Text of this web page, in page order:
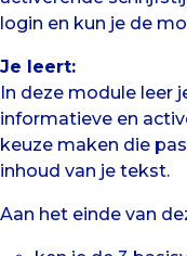
login en kun je de
Je leert:
In deze module leer
informatieve en
keuze maken die
inhoud van je tekst.
Aan het einde van